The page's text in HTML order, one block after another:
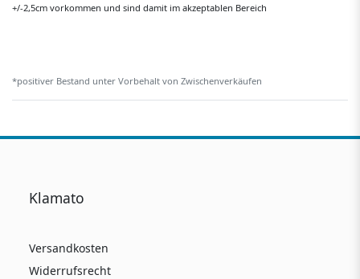
+/-2,5cm vorkommen und sind damit im akzeptablen Bereich
*positiver Bestand unter Vorbehalt von Zwischenverkäufen
Klamato
Versandkosten
Widerrufsrecht